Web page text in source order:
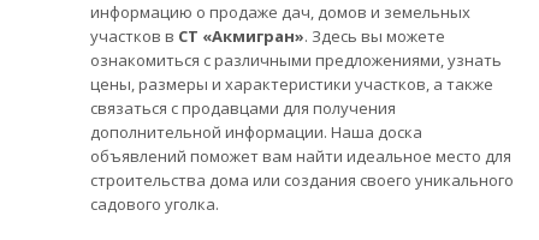
информацию о продаже дач, домов и земельных
участков в СТ «Акмигран». Здесь вы можете
ознакомиться с различными предложениями, узнать
цены, размеры и характеристики участков, а также
связаться с продавцами для получения
дополнительной информации. Наша доска
объявлений поможет вам найти идеальное место для
строительства дома или создания своего уникального
садового уголка.